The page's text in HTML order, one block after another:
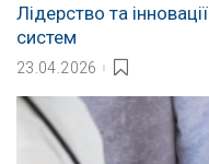
Лідерство та
систем
23.04.2026